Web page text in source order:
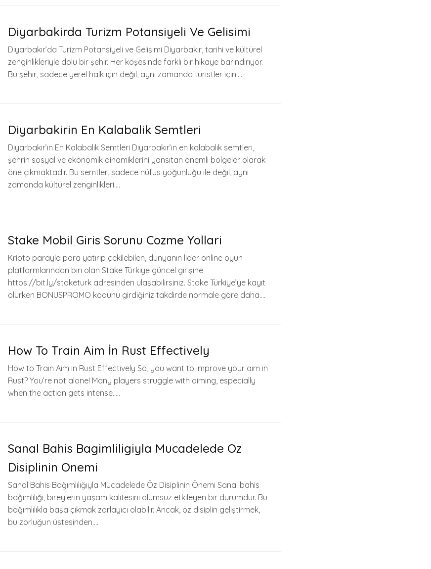
Diyarbakirda Turizm Potansiyeli Ve Gelisimi
Diyarbakır’da Turizm Potansiyeli ve Gelişimi Diyarbakır, tarihi ve kültürel
zenginlikleriyle dolu bir şehir. Her köşesinde farklı bir hikaye barındırıyor.
Bu şehir, sadece yerel halk için değil, aynı zamanda turistler için….
Diyarbakirin En Kalabalik Semtleri
Diyarbakır’ın En Kalabalık Semtleri Diyarbakır’ın en kalabalık semtleri,
şehrin sosyal ve ekonomik dinamiklerini yansıtan önemli bölgeler olarak
öne çıkmaktadır. Bu semtler, sadece nüfus yoğunluğu ile değil, aynı
zamanda kültürel zenginlikleri….
Stake Mobil Giris Sorunu Cozme Yollari
Kripto parayla para yatırıp çekilebilen, dünyanın lider online oyun
platformlarından biri olan Stake Türkiye güncel girişine
https://bit.ly/staketurk adresinden ulaşabilirsiniz. Stake Türkiye’ye kayıt
olurken BONUSPROMO kodunu girdiğiniz takdirde normale göre daha….
How To Train Aim İn Rust Effectively
How to Train Aim in Rust Effectively So, you want to improve your aim in
Rust? You’re not alone! Many players struggle with aiming, especially
when the action gets intense…..
Sanal Bahis Bagimliligiyla Mucadelede Oz
Disiplinin Onemi
Sanal Bahis Bağımlılığıyla Mücadelede Öz Disiplinin Önemi Sanal bahis
bağımlılığı, bireylerin yaşam kalitesini olumsuz etkileyen bir durumdur. Bu
bağımlılıkla başa çıkmak zorlayıcı olabilir. Ancak, öz disiplin geliştirmek,
bu zorluğun üstesinden….